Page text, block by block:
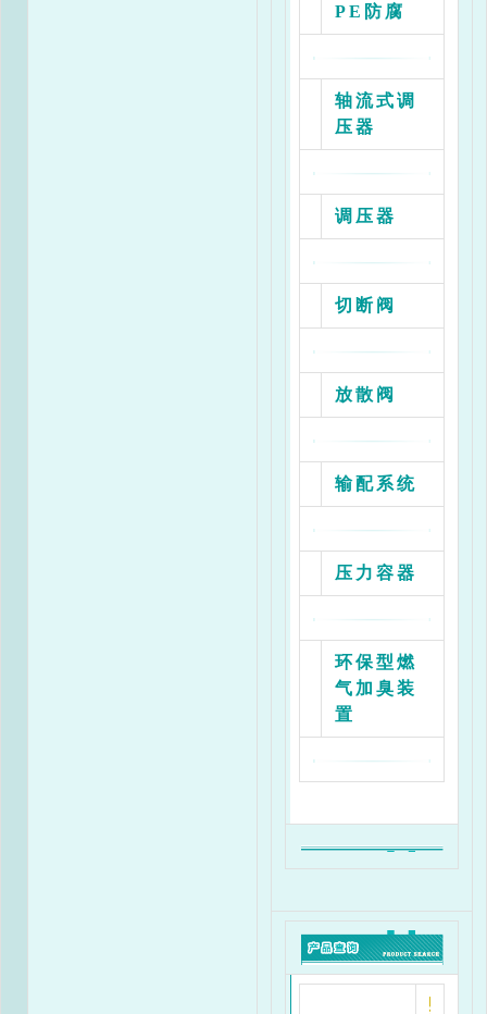
PE防腐
轴流式调
压器
调压器
切断阀
放散阀
输配系统
压力容器
环保型燃
气加臭装
置